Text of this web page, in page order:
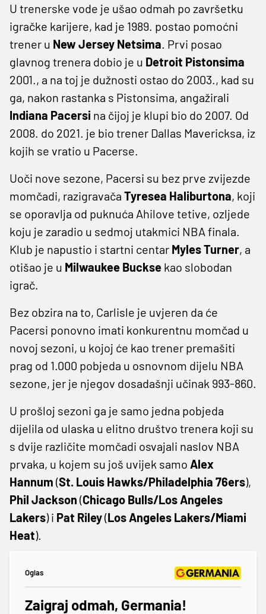
U trenerske vode je ušao odmah po završetku
igračke karijere, kad je 1989. postao pomoćni
trener u New Jersey Netsima. Prvi posao
glavnog trenera dobio je u Detroit Pistonsima
2001., a na toj je dužnosti ostao do 2003., kad su
ga, nakon rastanka s Pistonsima, angažirali
Indiana Pacersi na čijoj je klupi bio do 2007. Od
2008. do 2021. je bio trener Dallas Mavericksa, iz
kojih se vratio u Pacerse.
Uoči nove sezone, Pacersi su bez prve zvijezde
momčadi, razigravača Tyresea Haliburtona, koji
se oporavlja od puknuća Ahilove tetive, ozljede
koju je zaradio u sedmoj utakmici NBA finala.
Klub je napustio i startni centar Myles Turner, a
otišao je u Milwaukee Buckse kao slobodan
igrač.
Bez obzira na to, Carlisle je uvjeren da će
Pacersi ponovno imati konkurentnu momčad u
novoj sezoni, u kojoj će kao trener premašiti
prag od 1.000 pobjeda u osnovnom dijelu NBA
sezone, jer je njegov dosadašnji učinak 993-860.
U prošloj sezoni ga je samo jedna pobjeda
dijelila od ulaska u elitno društvo trenera koji su
s dvije različite momčadi osvajali naslov NBA
prvaka, u kojem su još uvijek samo Alex
Hannum (St. Louis Hawks/Philadelphia 76ers),
Phil Jackson (Chicago Bulls/Los Angeles
Lakers) i Pat Riley(Los Angeles Lakers/Miami
Heat).
Oglas
Zaigraj odmah, Germania!